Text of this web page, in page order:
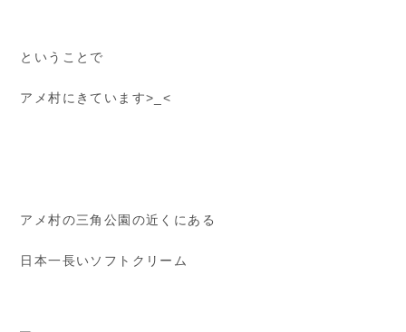
ということで
アメ村にきています>_<
アメ村の三角公園の近くにある
日本一長いソフトクリーム